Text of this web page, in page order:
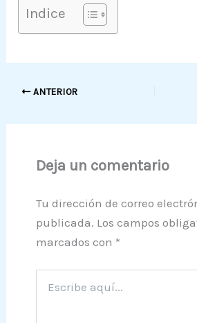
Indice
ANTERIOR
Deja un comentario
Tu dirección de correo
publicada. Los campos
marcados con *
aquí...